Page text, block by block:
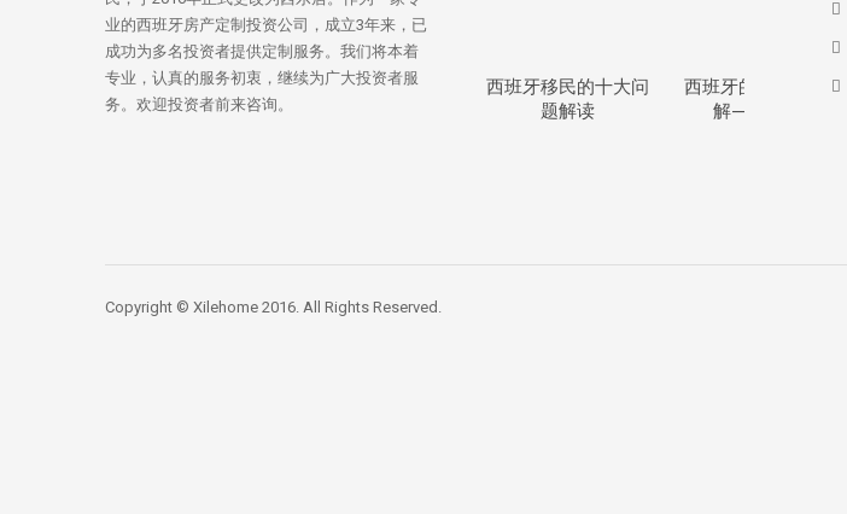
业的西班牙房产定制投资公司，成立3年来，已
成功为多名投资者提供定制服务。我们将本着
专业，认真的服务初衷，继续为广大投资者服
务。欢迎投资者前来咨询。
西班牙移民的十大问
题解读
西班牙的教育体系详
解—干货分享
Copyright © Xilehome 2016. All Rights Reserved.